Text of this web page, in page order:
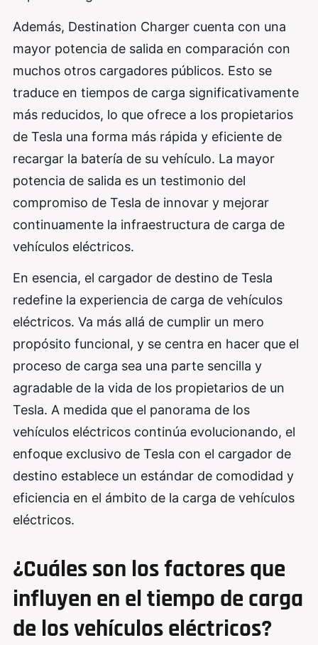
Además, Destination Charger cuenta con una
mayor potencia de salida en comparación con
muchos otros cargadores públicos. Esto se
traduce en tiempos de carga significativamente
más reducidos, lo que ofrece a los propietarios
de Tesla una forma más rápida y eficiente de
recargar la batería de su vehículo. La mayor
potencia de salida es un testimonio del
compromiso de Tesla de innovar y mejorar
continuamente la infraestructura de carga de
vehículos eléctricos.
En esencia, el cargador de destino de Tesla
redefine la experiencia de carga de vehículos
eléctricos. Va más allá de cumplir un mero
propósito funcional, y se centra en hacer que el
proceso de carga sea una parte sencilla y
agradable de la vida de los propietarios de un
Tesla. A medida que el panorama de los
vehículos eléctricos continúa evolucionando, el
enfoque exclusivo de Tesla con el cargador de
destino establece un estándar de comodidad y
eficiencia en el ámbito de la carga de vehículos
eléctricos.
¿Cuáles son los factores que
influyen en el tiempo de carga
de los vehículos eléctricos?